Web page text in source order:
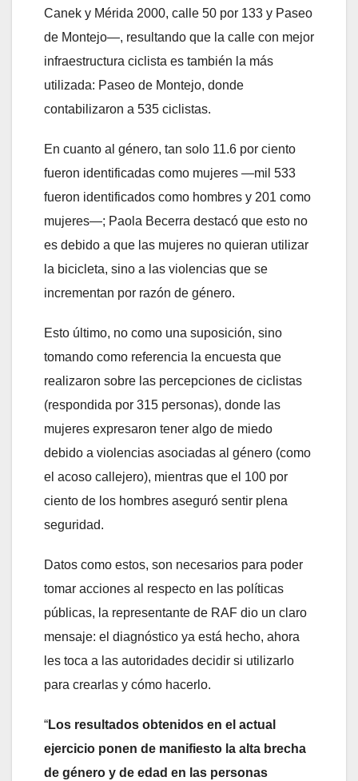
Canek y Mérida 2000, calle 50 por 133 y Paseo
de Montejo—, resultando que la calle con mejor
infraestructura ciclista es también la más
utilizada: Paseo de Montejo, donde
contabilizaron a 535 ciclistas.
En cuanto al género, tan solo 11.6 por ciento
fueron identificadas como mujeres —mil 533
fueron identificados como hombres y 201 como
mujeres—; Paola Becerra destacó que esto no
es debido a que las mujeres no quieran utilizar
la bicicleta, sino a las violencias que se
incrementan por razón de género.
Esto último, no como una suposición, sino
tomando como referencia la encuesta que
realizaron sobre las percepciones de ciclistas
(respondida por 315 personas), donde las
mujeres expresaron tener algo de miedo
debido a violencias asociadas al género (como
el acoso callejero), mientras que el 100 por
ciento de los hombres aseguró sentir plena
seguridad.
Datos como estos, son necesarios para poder
tomar acciones al respecto en las políticas
públicas, la representante de RAF dio un claro
mensaje: el diagnóstico ya está hecho, ahora
les toca a las autoridades decidir si utilizarlo
para crearlas y cómo hacerlo.
“Los resultados obtenidos en el actual
ejercicio ponen de manifiesto la alta brecha
de género y de edad en las personas